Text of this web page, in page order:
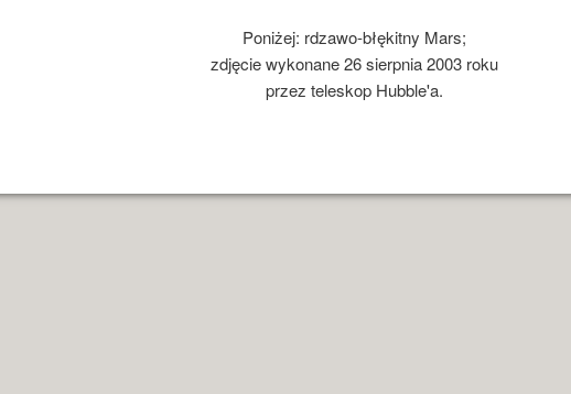
Poniżej: rdzawo-błękitny Mars;
zdjęcie wykonane 26 sierpnia 2003 roku
przez teleskop Hubble'a.